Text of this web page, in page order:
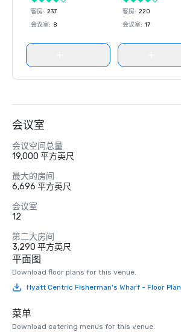
客房: 237
会议室: 8
客房: 220
会议室: 17
会议室
会议空间总量
19,000 平方英尺
最大的房间
6,696 平方英尺
会议室
12
第二大房间
3,290 平方英尺
平面图
Download floor plans for this venue.
Hyatt Centric Fisherman's Wharf - Floor Plan
菜单
Download catering menus for this venue.